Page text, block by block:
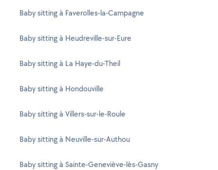
Baby sitting à Faverolles-la-Campagne
Baby sitting à Heudreville-sur-Eure
Baby sitting à La Haye-du-Theil
Baby sitting à Hondouville
Baby sitting à Villers-sur-le-Roule
Baby sitting à Neuville-sur-Authou
Baby sitting à Sainte-Geneviève-lès-Gasny